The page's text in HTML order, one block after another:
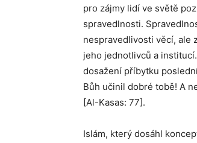
pro zájmy lidí ve světě
spravedlnosti.
nespravedlivosti věcí, ale
jeho jednotlivců a
dosažení příbytku
Bůh učinil dobré tobě! A
[Al-Kasas: 77].
Islám, který dosáhl